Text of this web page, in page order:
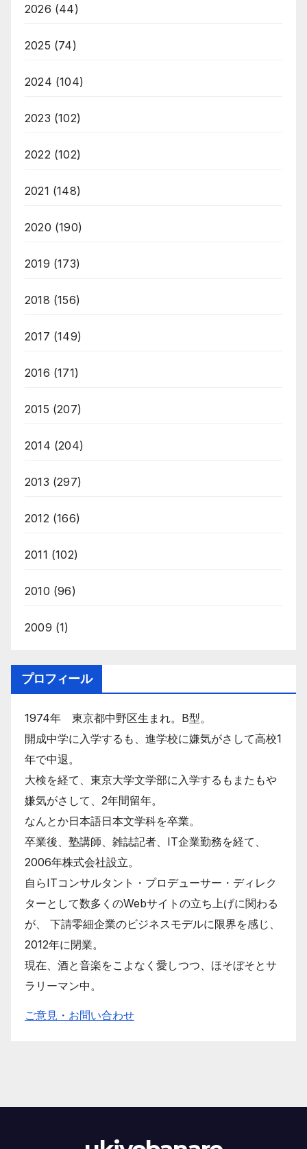
2026 (44)
2025 (74)
2024 (104)
2023 (102)
2022 (102)
2021 (148)
2020 (190)
2019 (173)
2018 (156)
2017 (149)
2016 (171)
2015 (207)
2014 (204)
2013 (297)
2012 (166)
2011 (102)
2010 (96)
2009 (1)
プロフィール
1974年 東京都中野区生まれ。B型。
開成中学に入学するも、進学校に嫌気がさして高校1
年で中退。
大検を経て、東京大学文学部に入学するもまたもや
嫌気がさして、2年間留年。
なんとか日本語日本文学科を卒業。
卒業後、塾講師、雑誌記者、IT企業勤務を経て、
2006年株式会社設立。
自らITコンサルタント・プロデューサー・ディレク
ターとして数多くのWebサイトの立ち上げに関わる
が、 下請零細企業のビジネスモデルに限界を感じ、
2012年に閉業。
現在、酒と音楽をこよなく愛しつつ、ほそぼそとサ
ラリーマン中。
ご意見・お問い合わせ